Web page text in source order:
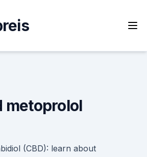
metoprolol
(CBD): learn about